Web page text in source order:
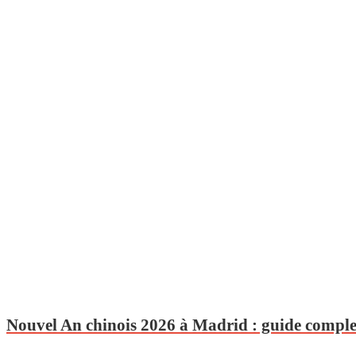
Nouvel An chinois 2026 à Madrid : guide